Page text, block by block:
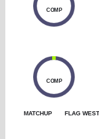
COMP
COMP
MATCHUP FLAG